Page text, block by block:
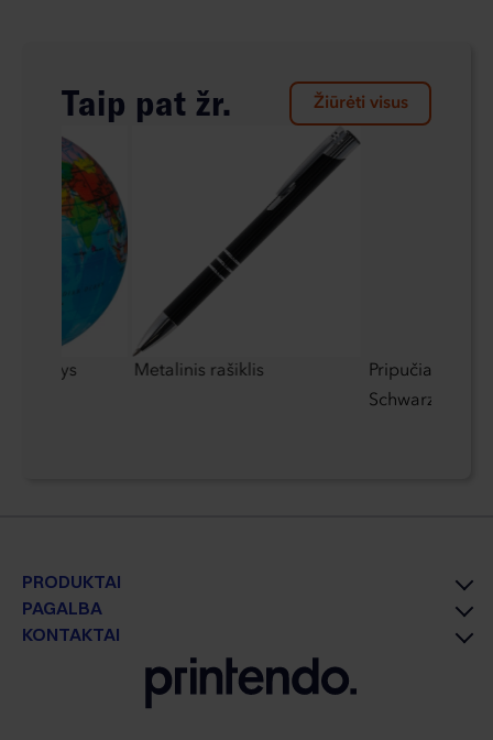
Taip pat žr. Žiūrėti visus
Metalinis rašiklis
Pripučiama
Schwarzwolf
PRODUKTAI
PAGALBA
KONTAKTAI